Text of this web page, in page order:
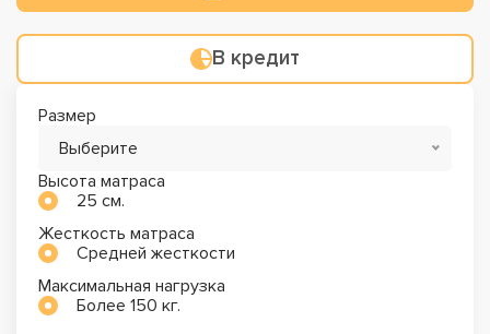
В кредит
Размер
Выберите
Высота матраса
25 см.
Жесткость матраса
Средней жесткости
Максимальная нагрузка
Более 150 кг.